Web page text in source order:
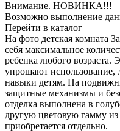
Внимание. НОВИНКА!!!
Возможно выполнение
Перейти в каталог
На фото детская комната
себя максимальное
ребенка любого возраста.
упрощают использование,
навыки детям. На
защитные механизмы и
отделка выполнена в
другую цветовую гамму из
приобретается отдельно.